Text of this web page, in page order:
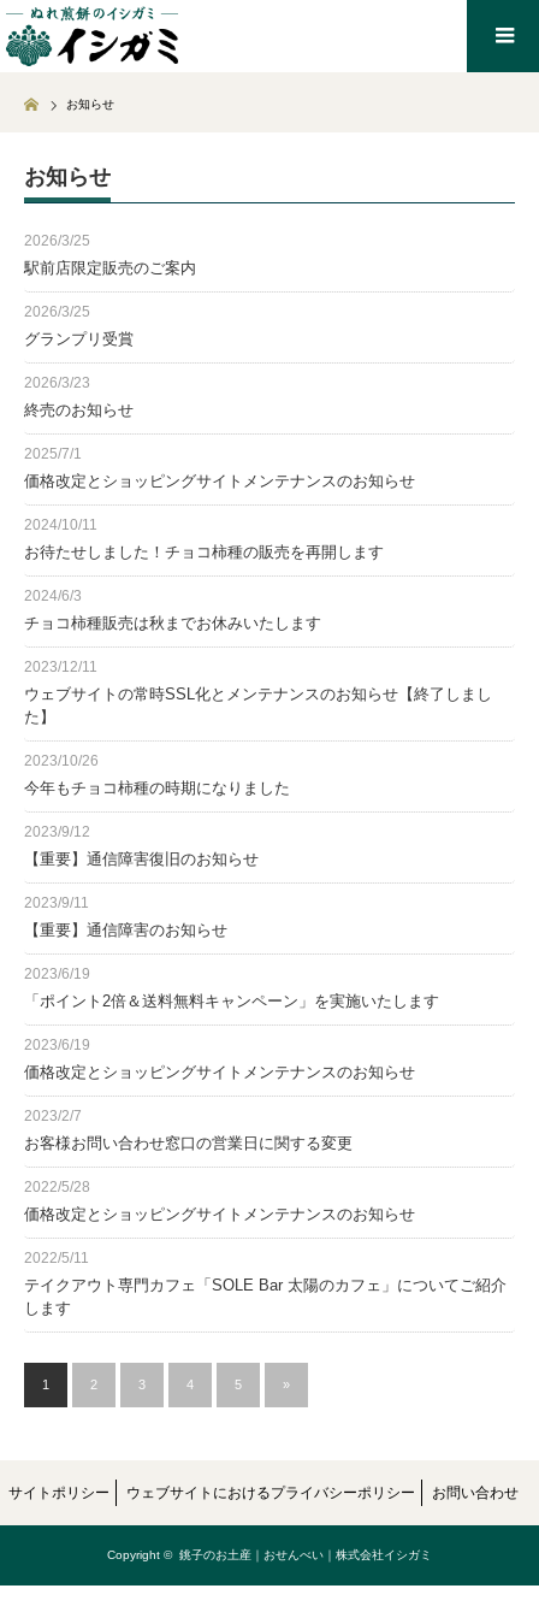
Home
お知らせ
お知らせ
2026/3/25
駅前店限定販売のご案内
2026/3/25
グランプリ受賞
2026/3/23
終売のお知らせ
2025/7/1
価格改定とショッピングサイトメンテナンスのお知らせ
2024/10/11
お待たせしました！チョコ柿種の販売を再開します
2024/6/3
チョコ柿種販売は秋までお休みいたします
2023/12/11
ウェブサイトの常時SSL化とメンテナンスのお知らせ【終了しまし
た】
2023/10/26
今年もチョコ柿種の時期になりました
2023/9/12
【重要】通信障害復旧のお知らせ
2023/9/11
【重要】通信障害のお知らせ
2023/6/19
「ポイント2倍＆送料無料キャンペーン」を実施いたします
2023/6/19
価格改定とショッピングサイトメンテナンスのお知らせ
2023/2/7
お客様お問い合わせ窓口の営業日に関する変更
2022/5/28
価格改定とショッピングサイトメンテナンスのお知らせ
2022/5/11
テイクアウト専門カフェ「SOLE Bar 太陽のカフェ」についてご紹介
します
1 2 3 4 5 »
サイトポリシー ウェブサイトにおけるプライバシーポリシー お問い合わせ
Copyright © 銚子のお土産｜おせんべい｜株式会社イシガミ